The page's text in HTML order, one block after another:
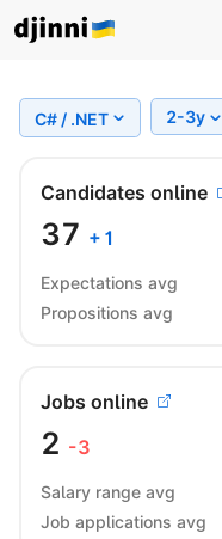
C# / .NET 2-3y
Candidates online
37 + 1
Expectations avg
Propositions avg
Jobs online
2 -3
Salary range avg
Job applications avg